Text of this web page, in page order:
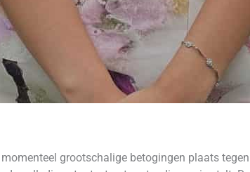
grootschalige betogingen plaats